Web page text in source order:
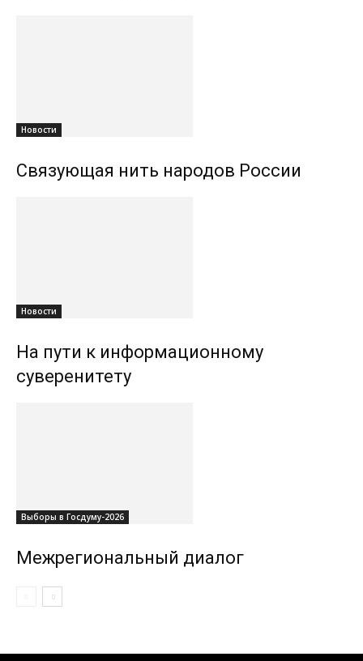
Новости
Связующая нить народов России
Новости
На пути к информационному
суверенитету
Выборы в Госдуму-2026
Межрегиональный диалог